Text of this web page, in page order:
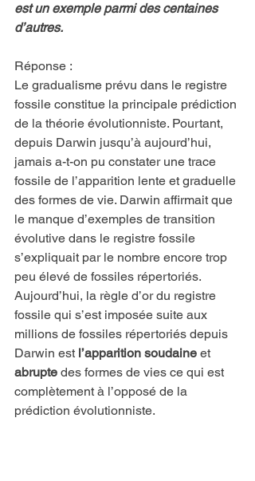
est un exemple parmi des centaines
d’autres.
Réponse :
Le gradualisme prévu dans le registre
fossile constitue la principale prédiction
de la théorie évolutionniste. Pourtant,
depuis Darwin jusqu’à aujourd’hui,
jamais a-t-on pu constater une trace
fossile de l’apparition lente et graduelle
des formes de vie. Darwin affirmait que
le manque d’exemples de transition
évolutive dans le registre fossile
s’expliquait par le nombre encore trop
peu élevé de fossiles répertoriés.
Aujourd’hui, la règle d’or du registre
fossile qui s’est imposée suite aux
millions de fossiles répertoriés depuis
Darwin est l’apparition soudaine et
abrupte des formes de vies ce qui est
complètement à l’opposé de la
prédiction évolutionniste.